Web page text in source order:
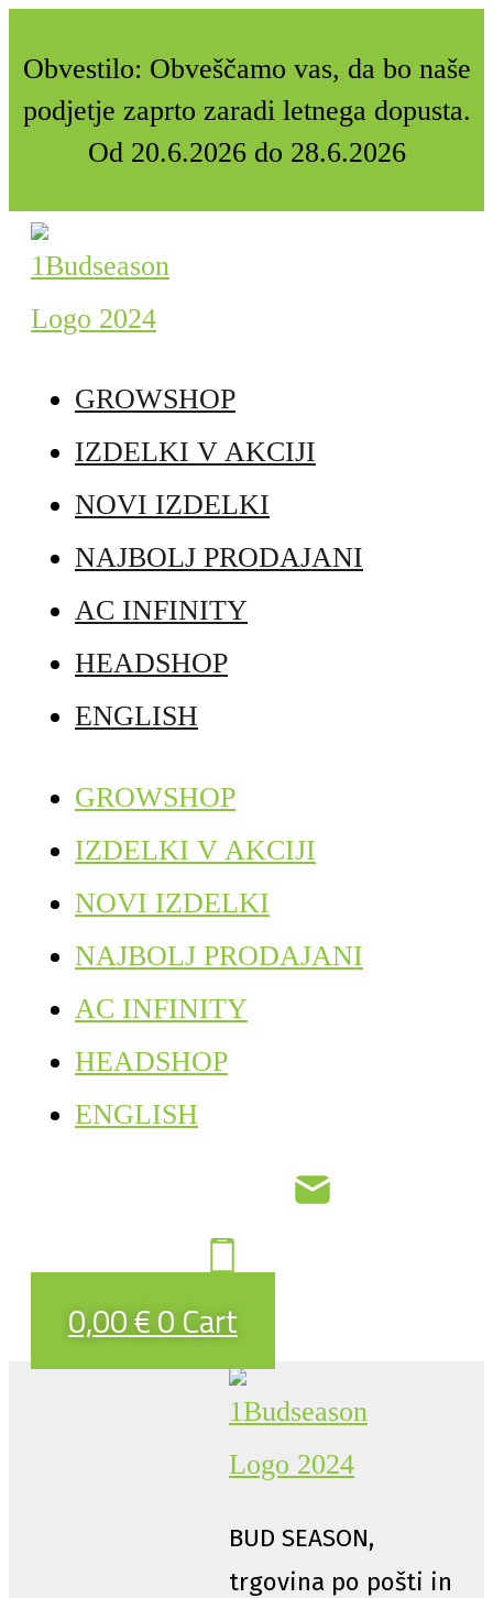
Obvestilo: Obveščamo vas, da bo naše
podjetje zaprto zaradi letnega dopusta.
Od 20.6.2026 do 28.6.2026
GROWSHOP
IZDELKI V AKCIJI
NOVI IZDELKI
NAJBOLJ PRODAJANI
AC INFINITY
HEADSHOP
ENGLISH
GROWSHOP
IZDELKI V AKCIJI
NOVI IZDELKI
NAJBOLJ PRODAJANI
AC INFINITY
HEADSHOP
ENGLISH
0,00€0Cart
BUD SEASON,
trgovina po pošti in